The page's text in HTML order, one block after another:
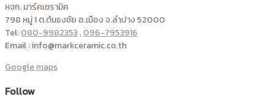
หจก. มาร์คเซรามิค
798 หมู่ 1 ต.ต้นธงชัย อ.เมือง จ.ลำปาง 52000
Tel:080-9982353,096-7953916
Email : info@markceramic.co.th
Google maps
Follow